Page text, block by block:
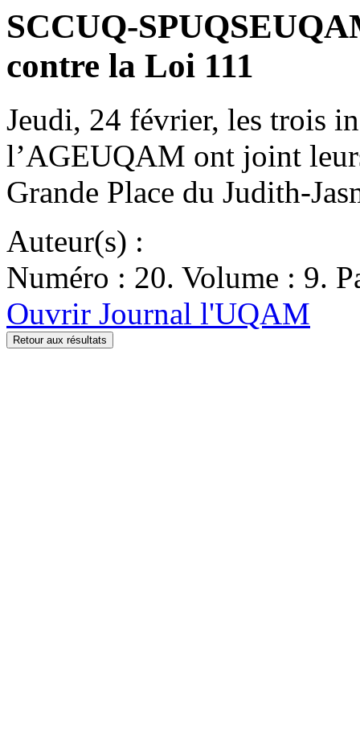
SCCUQ-
contre la Loi 111
Jeudi, 24 février, les trois
l’AGEUQAM ont joint
Grande Place du Judith-
Auteur(s) :
Numéro : 20. Volume : 9.
Ouvrir Journal l'UQAM
Retour aux résultats